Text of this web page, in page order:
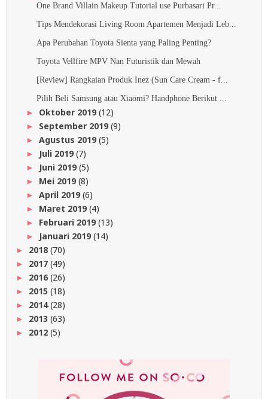
One Brand Villain Makeup Tutorial use Purbasari Pr...
Tips Mendekorasi Living Room Apartemen Menjadi Leb...
Apa Perubahan Toyota Sienta yang Paling Penting?
Toyota Vellfire MPV Nan Futuristik dan Mewah
[Review] Rangkaian Produk Inez (Sun Care Cream - f...
Pilih Beli Samsung atau Xiaomi? Handphone Berikut ...
► Oktober 2019(12)
► September 2019(9)
► Agustus 2019(5)
► Juli 2019(7)
► Juni 2019(5)
► Mei 2019(8)
► April 2019(6)
► Maret 2019(4)
► Februari 2019(13)
► Januari 2019(14)
► 2018 (70)
► 2017 (49)
► 2016(26)
► 2015 (18)
► 2014(28)
► 2013 (63)
► 2012 (5)